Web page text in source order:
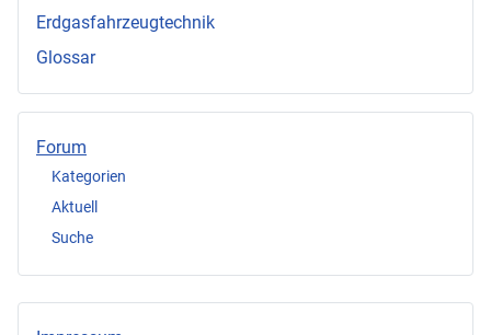
Erdgasfahrzeugtechnik
Glossar
Forum
Kategorien
Aktuell
Suche